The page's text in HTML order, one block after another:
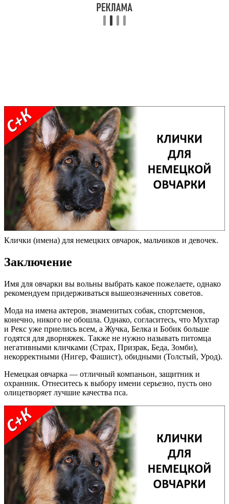
Клички (имена) для немецких овчарок, мальчиков и девочек.
Заключение
Имя для овчарки вы вольны выбрать какое пожелаете, однако
рекомендуем придерживаться вышеозначенных советов.
Мода на имена актеров, знаменитых собак, спортсменов,
конечно, никого не обошла. Однако, согласитесь, что Мухтар
и Рекс уже приелись всем, а Жучка, Белка и Бобик больше
годятся для дворняжек. Также не нужно называть питомца
негативными кличками (Страх, Призрак, Беда, Зомби),
некорректными (Нигер, Фашист), обидными (Толстый, Урод).
Немецкая овчарка — отличный компаньон, защитник и
охранник. Отнеситесь к выбору имени серьезно, пусть оно
олицетворяет лучшие качества пса.